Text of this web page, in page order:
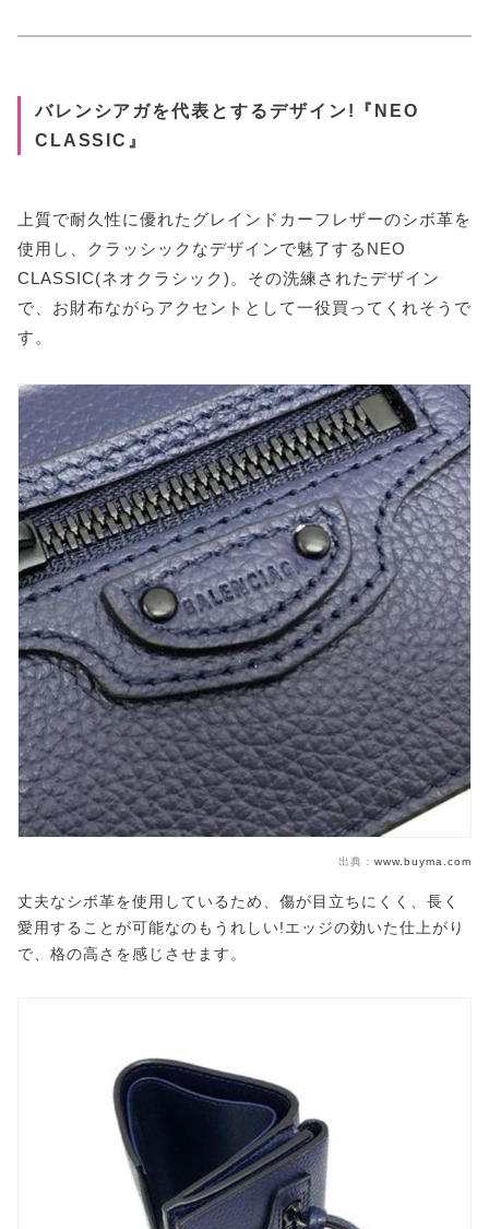
バレンシアガを代表とするデザイン!『NEO
CLASSIC』
上質で耐久性に優れたグレインドカーフレザーのシボ革を
使用し、クラッシックなデザインで魅了するNEO
CLASSIC(ネオクラシック)。その洗練されたデザイン
で、お財布ながらアクセントとして一役買ってくれそうで
す。
出典： www.buyma.com
丈夫なシボ革を使用しているため、傷が目立ちにくく、長く
愛用することが可能なのもうれしい!エッジの効いた仕上がり
で、格の高さを感じさせます。